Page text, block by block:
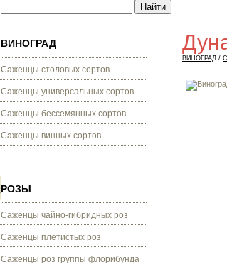
ВИНОГРАД
Саженцы столовых сортов
Саженцы универсальных сортов
Саженцы бессемянных сортов
Саженцы винных сортов
РОЗЫ
Саженцы чайно-гибридных роз
Саженцы плетистых роз
Саженцы роз группы флорибунда
ВИНОГРАД /